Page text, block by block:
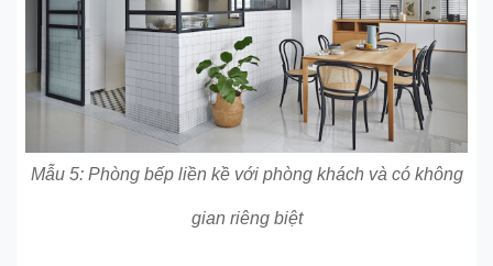
Mẫu 5: Phòng bếp liền kề với phòng khách và có không
gian riêng biệt